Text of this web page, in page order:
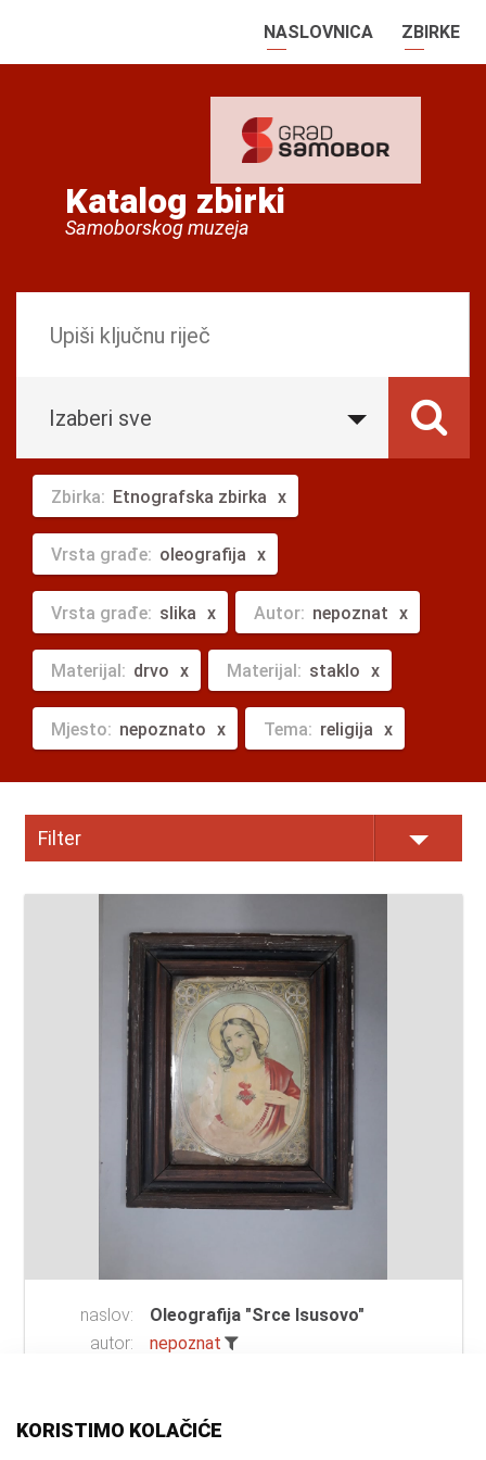
NASLOVNICA ZBIRKE
Katalog zbirki
Samoborskog muzeja
Izaberi sve
Zbirka: Etnografska zbirka
Vrsta građe: oleografija
Vrsta građe: slika Autor: nepoznat
Materijal: drvo Materijal: staklo
Mjesto: nepoznato Tema: religija
Filter
naslov:
Oleografija "Srce Isusovo"
autor:
nepoznat
tehnika:
oleografija
KORISTIMO KOLAČIĆE